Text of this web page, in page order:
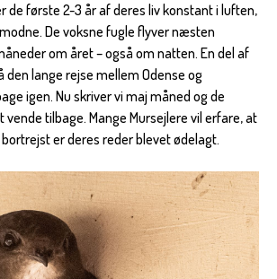
de første 2-3 år af deres liv konstant i luften,
De voksne fugle flyver næsten
om året – også om natten. En del af
den lange rejse mellem Odense og
igen. Nu skriver vi maj måned og de
tilbage. Mange Mursejlere vil erfare, at
er deres reder blevet ødelagt.